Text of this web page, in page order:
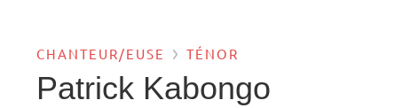
CHANTEUR/EUSE TÉNOR
Patrick Kabongo